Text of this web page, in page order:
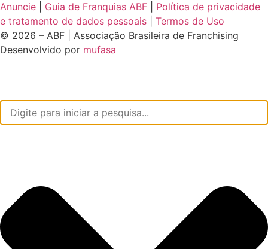
Anuncie Guia de Franquias ABF
Política de privacidade
e tratamento de dados pessoais
Termos de Uso
© 2026 – ABF | Associação Brasileira de Franchising
Desenvolvido por mufasa